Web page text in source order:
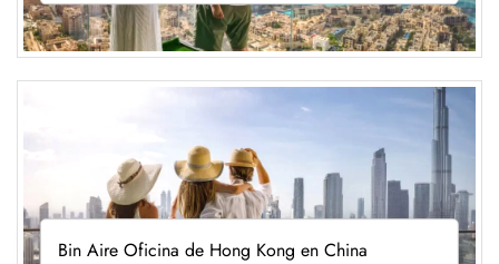
Bin Aire Oficina de Hong Kong en China